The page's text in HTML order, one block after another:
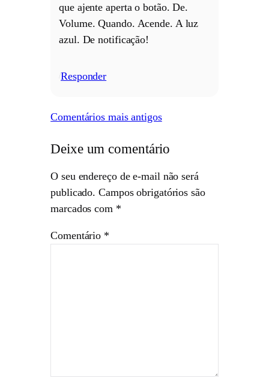
que ajente aperta o botão. De.
Volume. Quando. Acende. A luz
azul. De notificação!
Responder
Comentários mais antigos
Deixe um comentário
O seu endereço de e-mail não será
publicado. Campos obrigatórios são
marcados com *
Comentário *